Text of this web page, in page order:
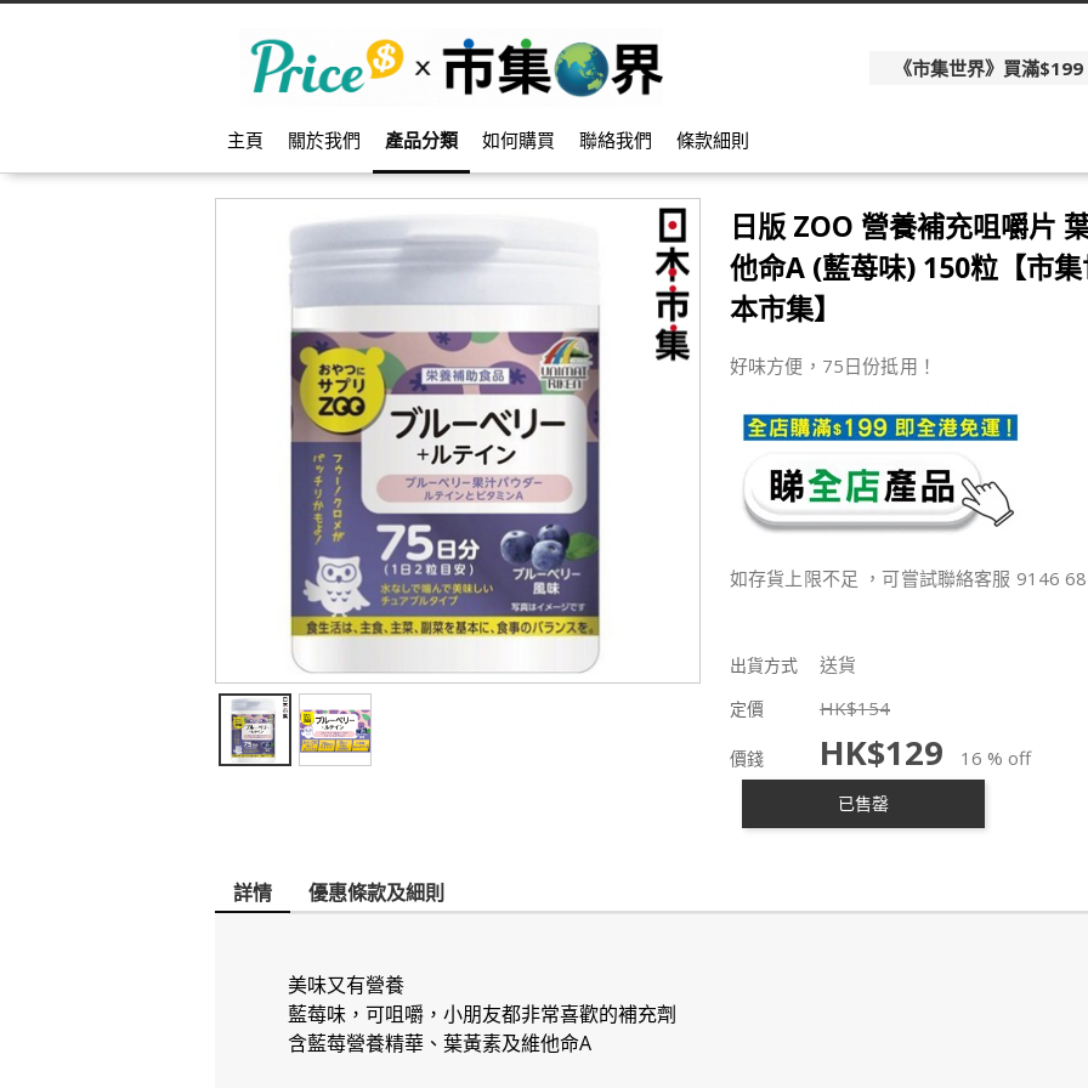
《市集世界》買滿
主頁 關於我們 產品分類 如何購買 聯絡我們 條款細則
日版 ZOO 營養補充咀嚼片
他命A (藍苺味) 150粒【市
本市集】
好味方便，75日份抵用！
如存貨上限不足 ，可嘗試聯絡客服 9146
出貨方式 送貨
定價 HK$154
價錢 HK$129 16 % off
已售罄
詳情 優惠條款及細則
美味又有營養
藍莓味，可咀嚼，小朋友都非常喜歡的補充劑
含藍莓營養精華、葉黃素及維他命A